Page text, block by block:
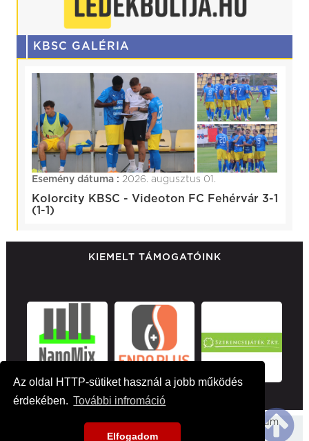
Az oldal HTTP-sütiket használ a jobb működés
érdekében. További infromáció
Elfogadom
KBSC GALÉRIA
Esemény dátuma : 2026. augusztus 01.
Kolorcity KBSC - Videoton FC Fehérvár 3-1
(1-1)
KIEMELT TÁMOGATÓINK
Főoldal Hirek Médiaajánlat
Impresszum
Kapcsolat